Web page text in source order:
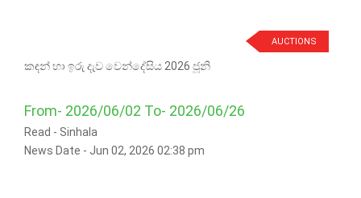
AUCTIONS
කඳන් හා ඉරු දැව වෙන්දේසිය 2026 ජූනි
From- 2026/06/02 To- 2026/06/26
Read - Sinhala
News Date - Jun 02, 2026 02:38 pm